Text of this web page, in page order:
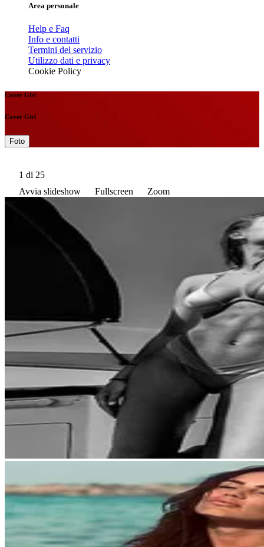
Area personale
Help e Faq
Info e contatti
Termini del servizio
Utilizzo dati e privacy
Cookie Policy
Cover Girl
Cover Girl
Foto
1 di 25
Avvia slideshow
Fullscreen Zoom